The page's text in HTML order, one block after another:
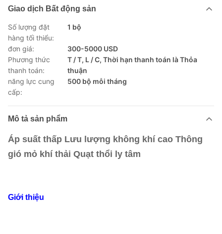
Giao dịch Bất động sản
Số lượng đặt
hàng tối thiểu:
1 bộ
đơn giá:
300-5000 USD
Phương thức
thanh toán:
T / T, L / C, Thời hạn thanh toán là Thỏa
thuận
năng lực cung
cấp:
500 bộ mỗi tháng
Mô tả sản phẩm
Áp suất thấp Lưu lượng không khí cao Thông
gió mỏ khí thải Quạt thổi ly tâm
Giới thiệu